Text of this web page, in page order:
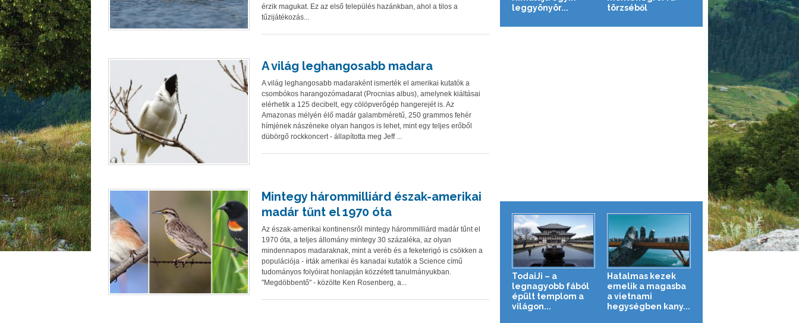
érzik magukat. Ez az első település hazánkban, ahol a tilos a
tűzijátékozás...
A világ leghangosabb madara
A világ leghangosabb madaraként ismerték el amerikai kutatók a
csombókos harangozómadarat (Procnias albus), amelynek kiáltásai
elérhetik a 125 decibelt, egy cölöpverőgép hangerejét is. Az
Amazonas mélyén élő madár galambméretű, 250 grammos fehér
hímjének nászéneke olyan hangos is lehet, mint egy teljes erőből
dübörgő rockkoncert - állapította meg Jeff ...
Mintegy hárommilliárd észak-amerikai
madár tűnt el 1970 óta
Az észak-amerikai kontinensről mintegy hárommilliárd madár tűnt el
1970 óta, a teljes állomány mintegy 30 százaléka, az olyan
mindennapos madaraknak, mint a veréb és a feketerigó is csökken a
populációja - írták amerikai és kanadai kutatók a Science című
tudományos folyóirat honlapján közzétett tanulmányukban.
"Megdöbbentő" - közölte Ken Rosenberg, a...
leggyönyör...
törzséből
TodaiJi – a
legnagyobb fából
épült templom a
világon...
Hatalmas kezek
emelik a magasba
a vietnami
hegységben kany...